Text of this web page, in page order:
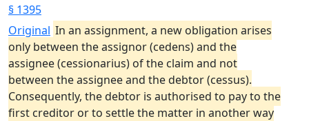
§ 1395
Original In an assignment, a new obligation arises
only between the assignor (cedens) and the
assignee (cessionarius) of the claim and not
between the assignee and the debtor (cessus).
Consequently, the debtor is authorised to pay to the
first creditor or to settle the matter in another way